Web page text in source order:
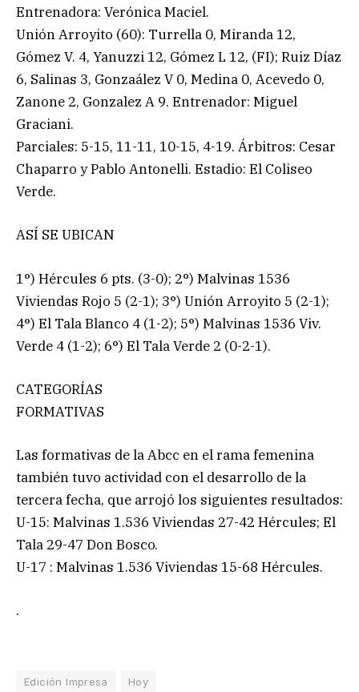
Entrenadora: Verónica Maciel.
Unión Arroyito (60): Turrella 0, Miranda 12,
Gómez V. 4, Yanuzzi 12, Gómez L 12, (FI); Ruiz Díaz
6, Salinas 3, Gonzaález V 0, Medina 0, Acevedo 0,
Zanone 2, Gonzalez A 9. Entrenador: Miguel
Graciani.
Parciales: 5-15, 11-11, 10-15, 4-19. Árbitros: Cesar
Chaparro y Pablo Antonelli. Estadio: El Coliseo
Verde.
ASÍ SE UBICAN
1°) Hércules 6 pts. (3-0); 2°) Malvinas 1536
Viviendas Rojo 5 (2-1); 3°) Unión Arroyito 5 (2-1);
4°) El Tala Blanco 4 (1-2); 5°) Malvinas 1536 Viv.
Verde 4 (1-2); 6°) El Tala Verde 2 (0-2-1).
CATEGORÍAS
FORMATIVAS
Las formativas de la Abcc en el rama femenina
también tuvo actividad con el desarrollo de la
tercera fecha, que arrojó los siguientes resultados:
U-15: Malvinas 1.536 Viviendas 27-42 Hércules; El
Tala 29-47 Don Bosco.
U-17 : Malvinas 1.536 Viviendas 15-68 Hércules.
.
Edición Impresa Hoy